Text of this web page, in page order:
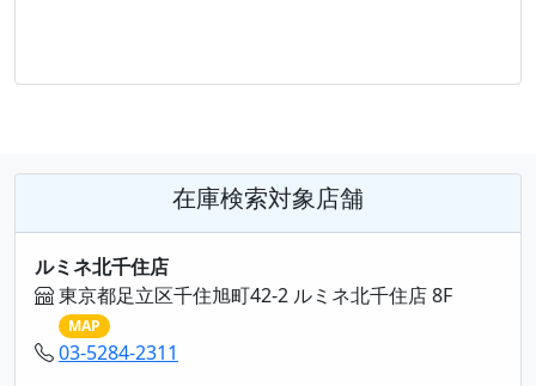
在庫検索対象店舗
ルミネ北千住店
東京都足立区千住旭町42-2 ルミネ北千住店 8F
MAP
03-5284-2311